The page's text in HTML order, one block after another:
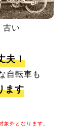
古い
夫！
自転車も
ます
外となります。